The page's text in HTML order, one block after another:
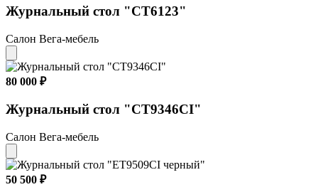
Журнальный стол "CT6123"
Салон Вега-мебель
80 000 ₽
Журнальный стол "CT9346CI"
Салон Вега-мебель
50 500 ₽